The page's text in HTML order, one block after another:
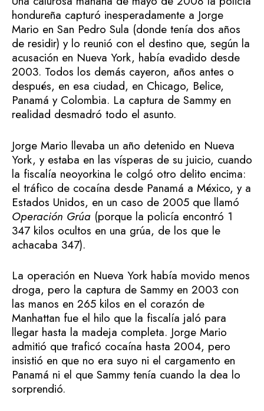
hondureña capturó inesperadamente a Jorge
Mario en San Pedro Sula (donde tenía dos años
de residir) y lo reunió con el destino que, según la
acusación en Nueva York, había evadido desde
2003. Todos los demás cayeron, años antes o
después, en esa ciudad, en Chicago, Belice,
Panamá y Colombia. La captura de Sammy en
realidad desmadró todo el asunto.
Jorge Mario llevaba un año detenido en Nueva
York, y estaba en las vísperas de su juicio, cuando
la fiscalía neoyorkina le colgó otro delito encima:
el tráfico de cocaína desde Panamá a México, y a
Estados Unidos, en un caso de 2005 que llamó
Operación Grúa (porque la policía encontró 1
347 kilos ocultos en una grúa, de los que le
achacaba 347).
La operación en Nueva York había movido menos
droga, pero la captura de Sammy en 2003 con
las manos en 265 kilos en el corazón de
Manhattan fue el hilo que la fiscalía jaló para
llegar hasta la madeja completa. Jorge Mario
admitió que traficó cocaína hasta 2004, pero
insistió en que no era suyo ni el cargamento en
Panamá ni el que Sammy tenía cuando la dea lo
sorprendió.